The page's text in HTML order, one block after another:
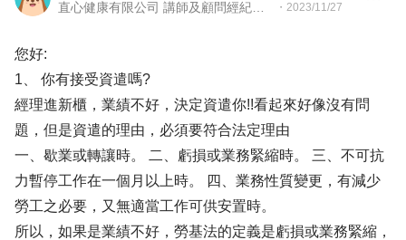
・ 2023/11/27
您好:
1、 你有接受資遣嗎?
經理進新櫃，業績不好，決定資遣你!!看起來好像沒有問
題，但是資遣的理由，必須要符合法定理由
一、歇業或轉讓時。 二、虧損或業務緊縮時。 三、不可抗
力暫停工作在一個月以上時。 四、業務性質變更，有減少
勞工之必要，又無適當工作可供安置時。
所以，如果是業績不好，勞基法的定義是虧損或業務緊縮，